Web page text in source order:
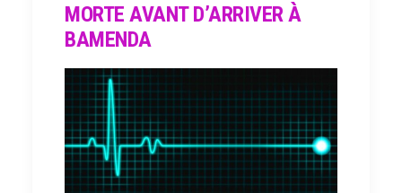
MORTE AVANT D’ARRIVER À
BAMENDA